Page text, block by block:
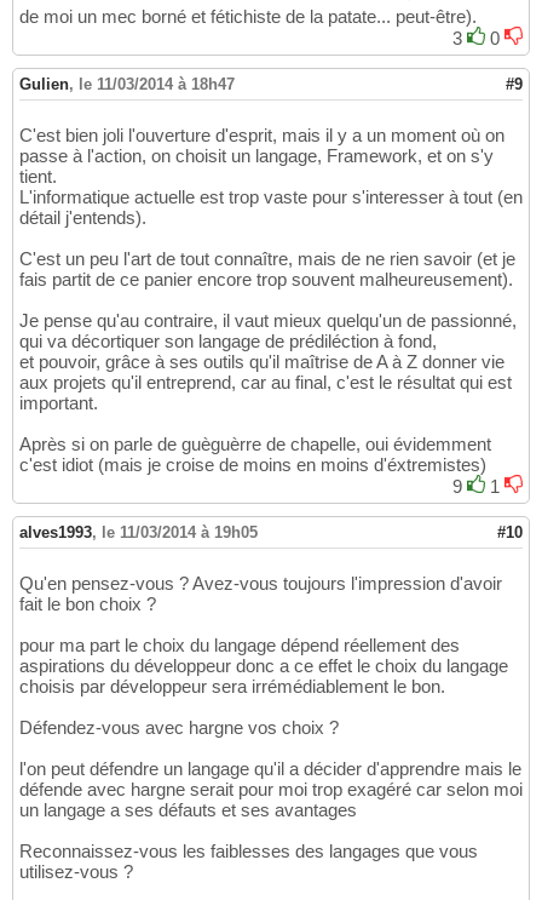
de moi un mec borné et fétichiste de la patate... peut-être).
3
0
Gulien, le 11/03/2014 à 18h47 #9
C'est bien joli l'ouverture d'esprit, mais il y a un moment où on
passe à l'action, on choisit un langage, Framework, et on s'y
tient.
L'informatique actuelle est trop vaste pour s'interesser à tout (en
détail j'entends).
C'est un peu l'art de tout connaître, mais de ne rien savoir (et je
fais partit de ce panier encore trop souvent malheureusement).
Je pense qu'au contraire, il vaut mieux quelqu'un de passionné,
qui va décortiquer son langage de prédiléction à fond,
et pouvoir, grâce à ses outils qu'il maîtrise de A à Z donner vie
aux projets qu'il entreprend, car au final, c'est le résultat qui est
important.
Après si on parle de guèguèrre de chapelle, oui évidemment
c'est idiot (mais je croise de moins en moins d'éxtremistes)
9
1
alves1993, le 11/03/2014 à 19h05 #10
Qu'en pensez-vous ? Avez-vous toujours l'impression d'avoir
fait le bon choix ?
pour ma part le choix du langage dépend réellement des
aspirations du développeur donc a ce effet le choix du langage
choisis par développeur sera irrémédiablement le bon.
Défendez-vous avec hargne vos choix ?
l'on peut défendre un langage qu'il a décider d'apprendre mais le
défende avec hargne serait pour moi trop exagéré car selon moi
un langage a ses défauts et ses avantages
Reconnaissez-vous les faiblesses des langages que vous
utilisez-vous ?